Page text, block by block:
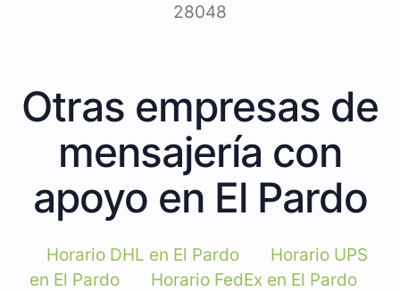
28048
Otras empresas de
mensajería con
apoyo en El Pardo
Horario DHL en El Pardo
Horario UPS
en El Pardo
Horario FedEx en El Pardo